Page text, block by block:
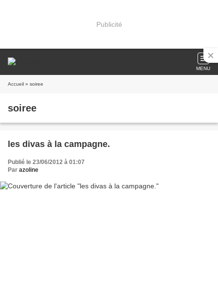
Publicité
MENU
Accueil » soiree
soiree
les divas à la campagne.
Publié le 23/06/2012 à 01:07
Par azoline